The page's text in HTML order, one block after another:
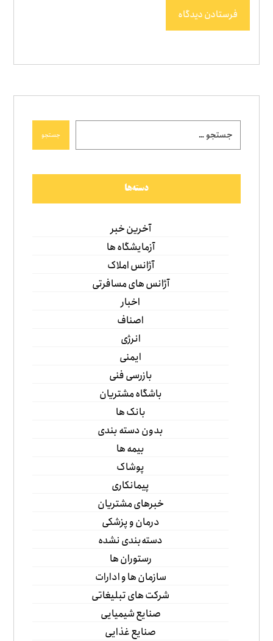
فرستادن دیدگاه
جستجو
دسته‌ها
آخرین خبر
آزمایشگاه ها
آژانس املاک
آژانس های مسافرتی
اخبار
اصناف
انرژی
ایمنی
بازرسی فنی
باشگاه مشتریان
بانک ها
بدون دسته بندی
بیمه ها
پوشاک
پیمانکاری
خبرهای مشتریان
درمان و پزشکی
دسته‌بندی نشده
رستوران ها
سازمان ها و ادارات
شرکت های تبلیغاتی
صنایع شیمیایی
صنایع غذایی